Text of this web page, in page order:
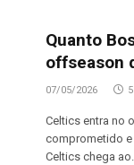
Quanto
offseason
07/05/2026
Celtics entra no
comprometido
Celtics chega